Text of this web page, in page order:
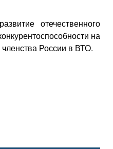
отечественного
на
России в ВТО.